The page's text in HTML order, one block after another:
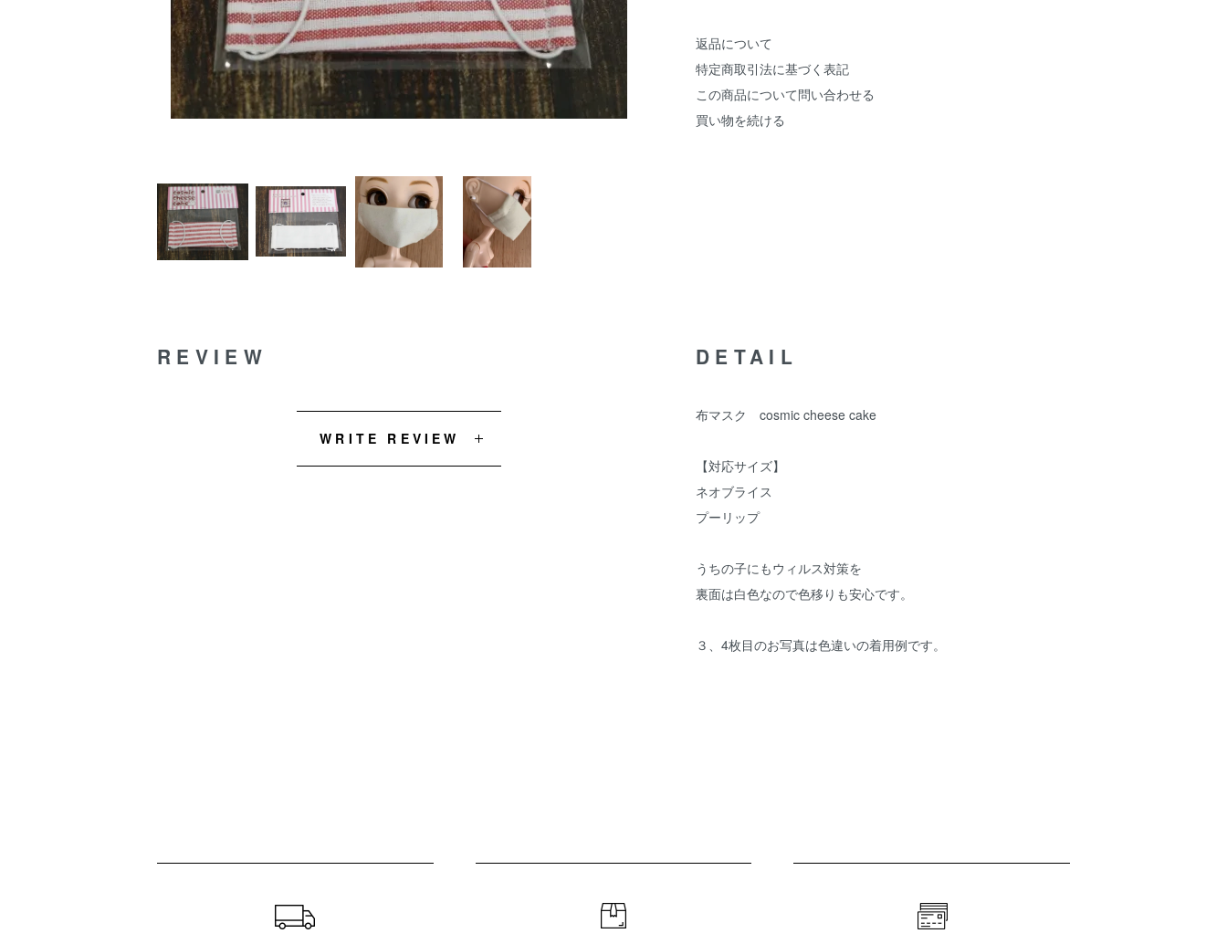
返品について
特定商取引法に基づく表記
この商品について問い合わせる
買い物を続ける
DETAIL
布マスク cosmic cheese cake
【対応サイズ】
ネオブライス
プーリップ
うちの子にもウィルス対策を
裏面は白色なので色移りも安心です。
３、4枚目のお写真は色違いの着用例です。
REVIEW
WRITE REVIEW